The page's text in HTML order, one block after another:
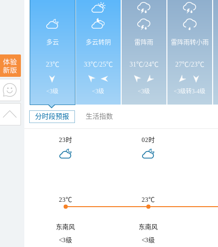
多云
23℃
<3级
多云转阴
33℃/25℃
<3级
雷阵雨
31℃/24℃
<3级
雷阵雨转小雨
27℃/23℃
<3级转3-4级
分时段预报 生活指数
23时 02时
23℃ 23℃
东南风
东南风
<3级
<3级